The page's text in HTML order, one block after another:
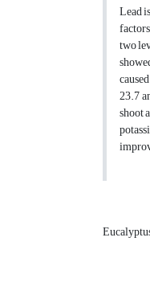
Lead
two
23.7
shoot